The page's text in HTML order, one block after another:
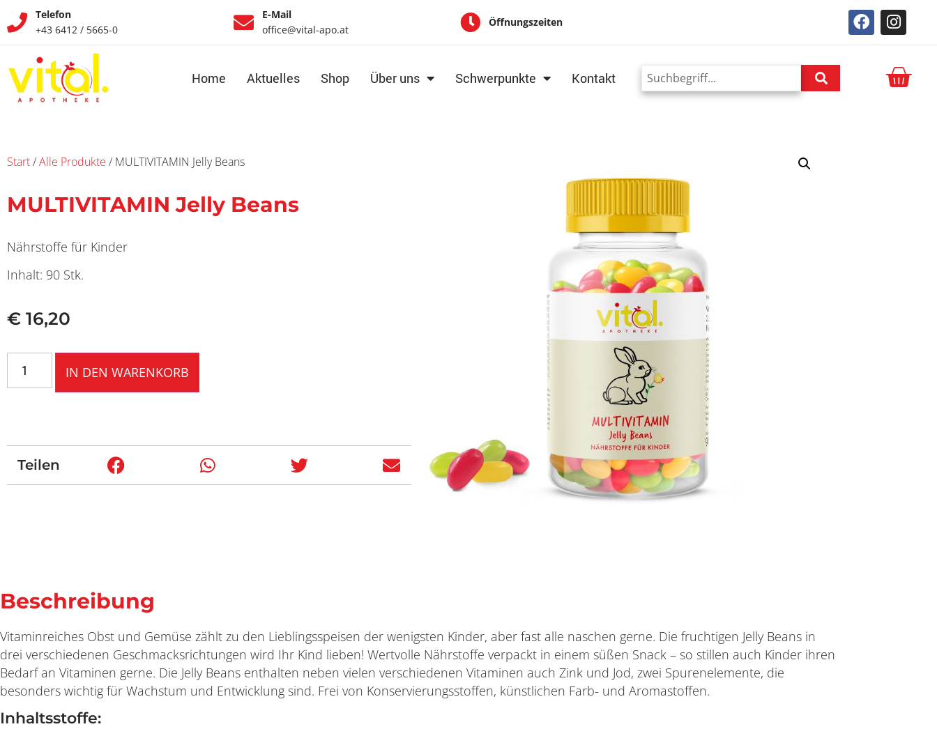
Telefon
+43 6412 / 5665-0
E-Mail
office@vital-apo.at
Öffnungszeiten
Home Aktuelles Shop Über uns Schwerpunkte Kontakt
Start/Alle Produkte / MULTIVITAMIN Jelly Beans
MULTIVITAMIN Jelly Beans
Nährstoffe für Kinder
Inhalt: 90 Stk.
€ 16,20
IN DEN WARENKORB
Teilen
Beschreibung
Vitaminreiches Obst und Gemüse zählt zu den Lieblingsspeisen der wenigsten Kinder, aber fast alle naschen gerne. Die fruchtigen Jelly Beans in
drei verschiedenen Geschmacksrichtungen wird Ihr Kind lieben! Wertvolle Nährstoffe verpackt in einem süßen Snack – so stillen auch Kinder ihren
Bedarf an Vitaminen gerne. Die Jelly Beans enthalten neben vielen verschiedenen Vitaminen auch Zink und Jod, zwei Spurenelemente, die
besonders wichtig für Wachstum und Entwicklung sind. Frei von Konservierungsstoffen, künstlichen Farb- und Aromastoffen.
Inhaltsstoffe: